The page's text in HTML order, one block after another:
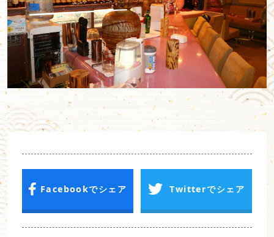
Facebookでシェア Twitterでシェア